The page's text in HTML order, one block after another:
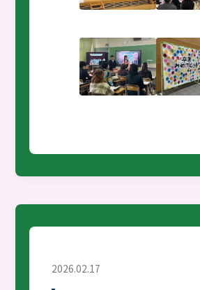
2026.02.17